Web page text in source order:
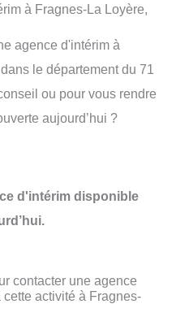
à Fragnes-La Loyère,
agence d'intérim à
le département du 71
ou pour vous rendre
aujourd’hui ?
d'intérim disponible
contacter une agence
activité à Fragnes-